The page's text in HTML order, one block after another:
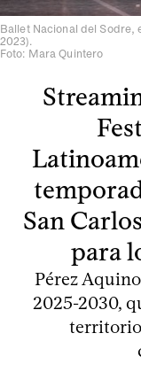
Ballet Nacional del Sodre,
2023).
Foto: Mara Quintero
San
para
Pérez
2025-2030,
territorio